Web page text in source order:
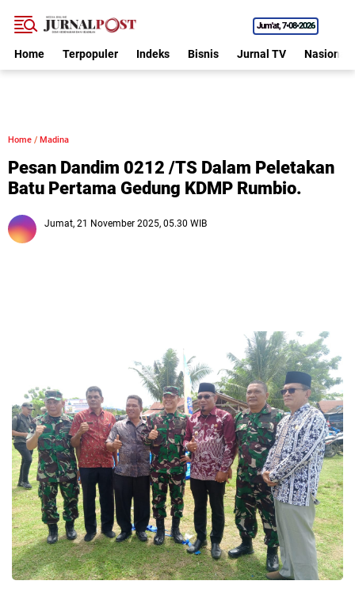
Jum'at 7•08•2026
Home Terpopuler Indeks Bisnis Jurnal TV Nasional
Home / Madina
Pesan Dandim 0212 /TS Dalam Peletakan
Batu Pertama Gedung KDMP Rumbio.
Jumat, 21 November 2025, 05.30 WIB